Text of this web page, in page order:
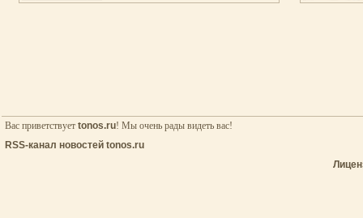
Вас приветствует tonos.ru! Мы очень рады видеть вас!
RSS-канал новостей tonos.ru